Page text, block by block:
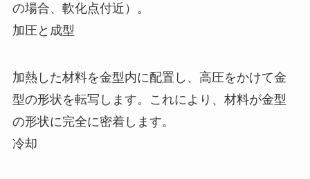
の場合、軟化点付近）。
加圧と成型
加熱した材料を金型内に配置し、高圧をかけて金
型の形状を転写します。これにより、材料が金型
の形状に完全に密着します。
冷却